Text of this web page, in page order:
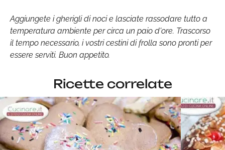
Aggiungete i gherigli di noci e lasciate rassodare tutto a
temperatura ambiente per circa un paio d'ore. Trascorso
il tempo necessario, i vostri cestini di frolla sono pronti per
essere serviti. Buon appetito.
Ricette correlate